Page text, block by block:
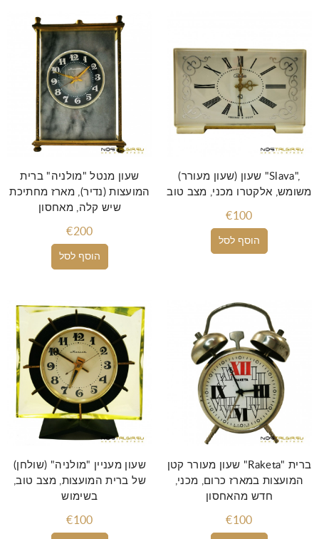
הוסף לסל
שעון מנטל "מולניה" ברית
המועצות (נדיר), מארז מחתיכת
שיש קלה, מאחסון
€200
הוסף לסל
שעון (שעון מעורר) "Slava",
משומש, אלקטרו מכני, מצב טוב
€100
שעון מעניין "מולניה" (שולחן)
של ברית המועצות, מצב טוב,
בשימוש
€100
שעון מעורר קטן "Raketa" ברית
המועצות במארז כרום, מכני,
חדש מהאחסון
€100